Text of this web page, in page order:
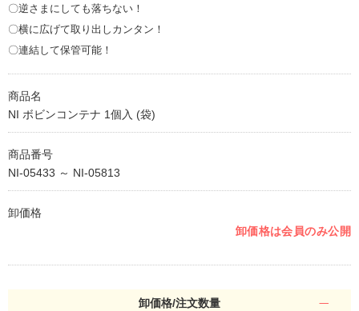
〇逆さまにしても落ちない！
〇横に広げて取り出しカンタン！
〇連結して保管可能！
商品名
NI ボビンコンテナ 1個入 (袋)
商品番号
NI-05433 ～ NI-05813
卸価格
卸価格は会員のみ公開
卸価格/注文数量